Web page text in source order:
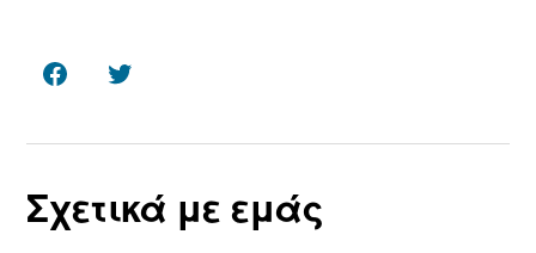
FacebookTwitter
Σχετικά με εμάς